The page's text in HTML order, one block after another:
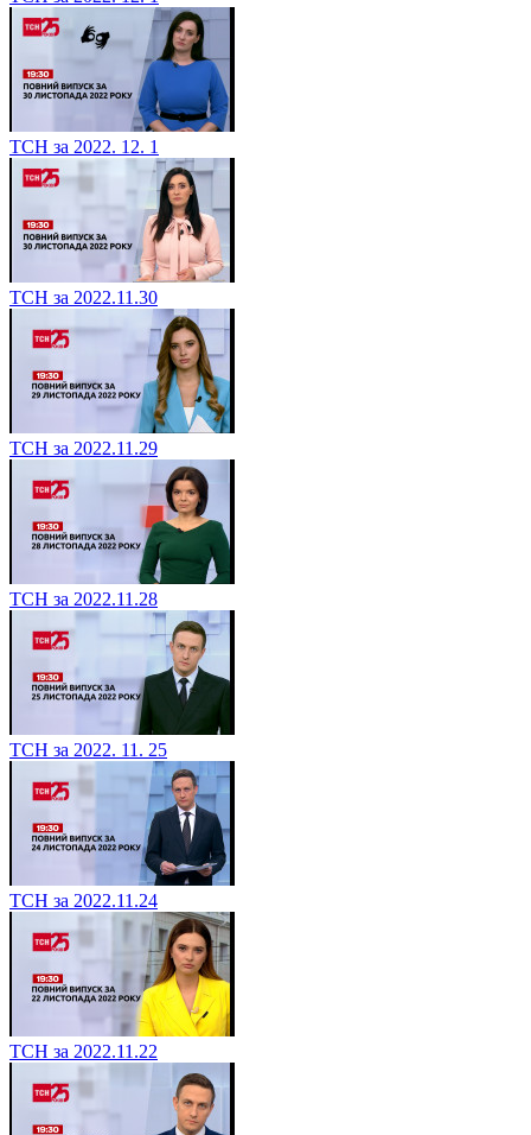
ТСН за 2022. 12. 1
ТСН за 2022.11.30
ТСН за 2022.11.29
ТСН за 2022.11.28
ТСН за 2022. 11. 25
ТСН за 2022.11.24
ТСН за 2022.11.22